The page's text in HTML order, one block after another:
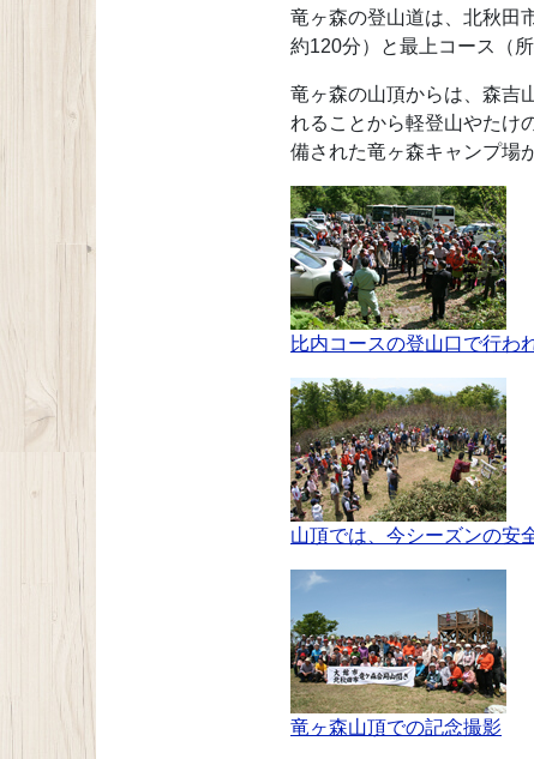
竜ヶ森の登山道は、北秋田
約120分）と最上コース（
竜ヶ森の山頂からは、森吉
れることから軽登山やたけ
備された竜ヶ森キャンプ場
比内コースの登山口で行わ
山頂では、今シーズンの安
竜ヶ森山頂での記念撮影